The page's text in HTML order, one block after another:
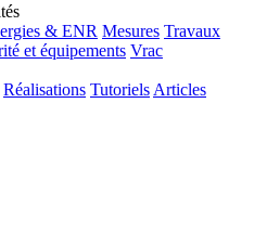
& ENR Mesures Travaux
et équipements Vrac
Réalisations Tutoriels Articles